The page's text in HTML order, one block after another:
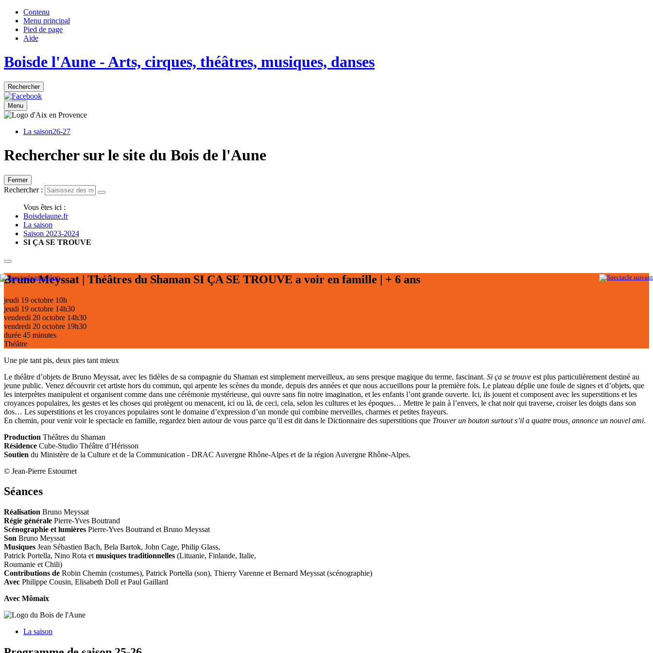
Contenu
Menu principal
Pied de page
Aide
Boisde l'Aune - Arts, cirques, théâtres, musiques, danses
Rechercher
Menu
La saison26-27
Rechercher sur le site du Bois de l'Aune
Fermer
Rechercher :
Vous êtes ici :
Boisdelaune.fr
La saison
Saison 2023-2024
SI ÇA SE TROUVE
Bruno Meyssat | Théâtres du Shaman SI ÇA SE TROUVE a voir en famille | + 6 ans
jeudi 19 octobre 10h
jeudi 19 octobre 14h30
vendredi 20 octobre 14h30
vendredi 20 octobre 19h30
durée 45 minutes
Théâtre
Une pie tant pis, deux pies tant mieux
Le théâtre d’objets de Bruno Meyssat, avec les fidèles de sa compagnie du Shaman est simplement merveilleux, au sens presque magique du terme, fascinant. Si ça se trouve est plus particulièrement destiné au
jeune public. Venez découvrir cet artiste hors du commun, qui arpente les scènes du monde, depuis des années et que nous accueillons pour la première fois. Le plateau déplie une foule de signes et d’objets, que
les interprètes manipulent et organisent comme dans une cérémonie mystérieuse, qui ouvre sans fin notre imagination, et les enfants l’ont grande ouverte. Ici, ils jouent et composent avec les superstitions et les
croyances populaires, les gestes et les choses qui protègent ou menacent, ici ou là, de ceci, cela, selon les cultures et les époques… Mettre le pain à l’envers, le chat noir qui traverse, croiser les doigts dans son
dos… Les superstitions et les croyances populaires sont le domaine d’expression d’un monde qui combine merveilles, charmes et petites frayeurs.
En chemin, pour venir voir le spectacle en famille, regardez bien autour de vous parce qu’il est dit dans le Dictionnaire des superstitions que Trouver un bouton surtout s’il a quatre trous, annonce un nouvel ami.
Production Théâtres du Shaman
Résidence Cube-Studio Théâtre d’Hérisson
Soutien du Ministère de la Culture et de la Communication - DRAC Auvergne Rhône-Alpes et de la région Auvergne Rhône-Alpes.
© Jean-Pierre Estournet
Séances
Réalisation Bruno Meyssat
Régie générale Pierre-Yves Boutrand
Scénographie et lumières Pierre-Yves Boutrand et Bruno Meyssat
Son Bruno Meyssat
Musiques Jean Sébastien Bach, Bela Bartok, John Cage, Philip Glass,
Patrick Portella, Nino Rota et musiques traditionnelles (Lituanie, Finlande, Italie,
Roumanie et Chili)
Contributions de Robin Chemin (costumes), Patrick Portella (son), Thierry Varenne et Bernard Meyssat (scénographie)
Avec Philippe Cousin, Elisabeth Doll et Paul Gaillard
Avec Mômaix
La saison